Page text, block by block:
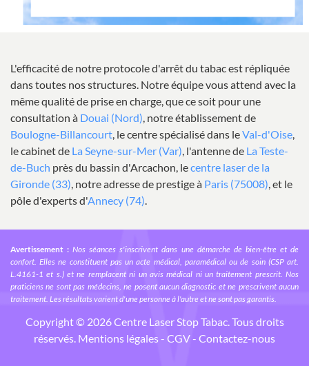
L'efficacité de notre protocole d'arrêt du tabac est répliquée
dans toutes nos structures. Notre équipe vous attend avec la
même qualité de prise en charge, que ce soit pour une
consultation à Douai (Nord), notre établissement de
Boulogne-Billancourt, le centre spécialisé dans leVal-d'Oise,
le cabinet de La Seyne-sur-Mer (Var), l'antenne de La Teste-
de-Buch près du bassin d'Arcachon, lecentre laser de la
Gironde (33), notre adresse de prestige à Paris (75008), et le
pôle d'experts d'Annecy (74).
Avertissement : Nos séances s'inscrivent dans une démarche de bien-être et de
confort. Elles ne constituent pas un acte médical, paramédical ou de soin (CSP art.
L.4161-1 et s.) et ne remplacent ni un avis médical ni un traitement prescrit. Nos
praticiens ne sont pas médecins, ne posent aucun diagnostic et ne prescrivent aucun
traitement. Les résultats varient d'une personne à l'autre et ne sont pas garantis.
Copyright © 2026 Centre LaserStop Tabac. Tous droits
réservés. Mentions légales - CGV- Contactez-nous